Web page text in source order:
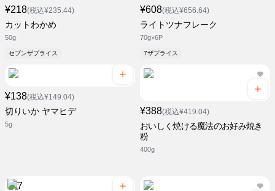
¥218(税込¥235.44)
カットわかめ
50g
セブンザプライス
¥608(税込¥656.64)
ライトツナフレーク
70g×6P
7ザプライス
¥138(税込¥149.04)
切りいか ヤマヒデ
5g
¥388(税込¥419.04)
おいしく焼ける魔法のお好み焼き
粉
400g